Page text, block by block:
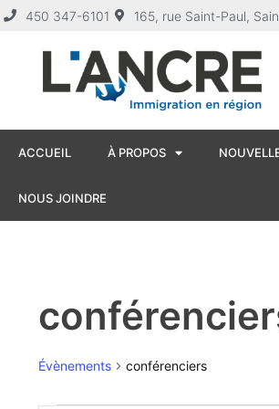
450 347-6101 165, rue Saint-Paul,
ACCUEIL À PROPOS
NOUS JOINDRE
Évènements conférenciers